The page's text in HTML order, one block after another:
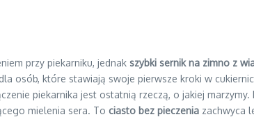
przy piekarniku, jednak szybki sernik na zimno z
osób, które stawiają swoje pierwsze kroki w
piekarnika jest ostatnią rzeczą, o jakiej
mielenia sera. To ciasto bez pieczenia zachwyca